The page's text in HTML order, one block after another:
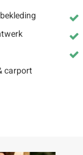
carport